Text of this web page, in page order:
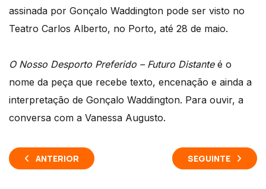
assinada por Gonçalo Waddington pode ser visto no
Teatro Carlos Alberto, no Porto, até 28 de maio.
O Nosso Desporto Preferido – Futuro Distanteé o
nome da peça que recebe texto, encenação e ainda a
interpretação de Gonçalo Waddington. Para ouvir, a
conversa com a Vanessa Augusto.
ANTERIOR SEGUINTE